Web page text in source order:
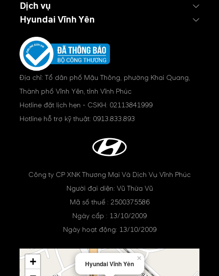
Dịch vụ
Hyundai Vĩnh Yên
Địa chỉ: Tổ dân phố Mậu Thông, phường Khai Quang,
Thành phố Vĩnh Yên, tỉnh Vĩnh Phúc
Hotline đặt lịch hẹn - CSKH: 02113841999
Hotline hỗ trợ kỹ thuật: 0913.833.893
Công ty CP XNK Thương Mại Và Dịch Vụ Vĩnh Phúc
Người đại diện: Vũ Thừa Vũ
Mã số thuế : 2500375586
Ngày cấp : 13/10/2009
Ngày hoạt động: 13/10/2009
Hyundai Vĩnh Yên
×
+